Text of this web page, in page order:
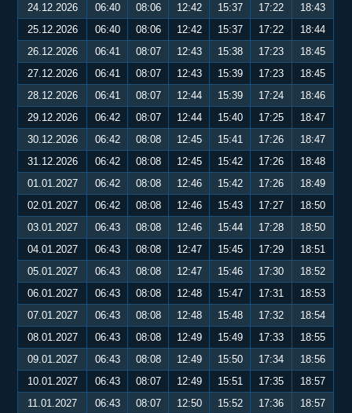
24.12.2026
06:40 08:06 12:42 15:37 17:22
18:43
25.12.2026
06:40 08:06 12:42 15:37 17:22
18:44
26.12.2026
06:41 08:07 12:43 15:38 17:23
18:45
27.12.2026
06:41 08:07 12:43 15:39 17:23
18:45
28.12.2026
06:41 08:07 12:44 15:39 17:24
18:46
29.12.2026
06:42 08:07 12:44 15:40 17:25
18:47
30.12.2026
06:42 08:08 12:45 15:41 17:26
18:47
31.12.2026
06:42 08:08 12:45 15:42 17:26
18:48
01.01.2027
06:42 08:08 12:46 15:42 17:26
18:49
02.01.2027
06:42 08:08 12:46 15:43 17:27
18:50
03.01.2027
06:43 08:08 12:46 15:44 17:28
18:50
04.01.2027
06:43 08:08 12:47 15:45 17:29
18:51
05.01.2027
06:43 08:08 12:47 15:46 17:30
18:52
06.01.2027
06:43 08:08 12:48 15:47 17:31
18:53
07.01.2027
06:43 08:08 12:48 15:48 17:32
18:54
08.01.2027
06:43 08:08 12:49 15:49 17:33
18:55
09.01.2027
06:43 08:08 12:49 15:50 17:34
18:56
10.01.2027
06:43 08:07 12:49 15:51 17:35
18:57
11.01.2027
06:43 08:07 12:50 15:52 17:36
18:57